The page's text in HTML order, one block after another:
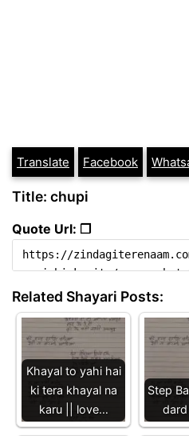
Translate Facebook
Title: chupi
Quote Url: ❐
Related Shayari Posts:
Khayal to yahi hai
ki tera khayal na
karu || love…
Step